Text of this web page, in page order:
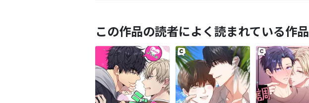
この作品の読者によく読まれている作品